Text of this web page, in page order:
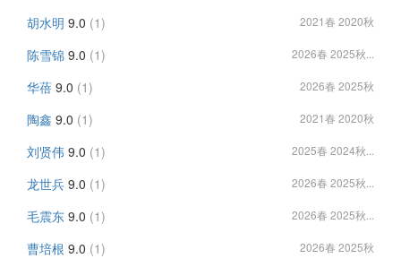
胡水明 9.0 (1) 2021春 2020秋
陈雪锦 9.0 (1) 2026春 2025秋...
华蓓 9.0 (1) 2026春 2025秋
陶鑫 9.0 (1) 2021春 2020秋
刘贤伟 9.0 (1) 2025春 2024秋...
龙世兵 9.0 (1) 2026春 2025秋...
毛震东 9.0 (1) 2026春 2025秋...
曹培根 9.0 (1) 2026春 2025秋